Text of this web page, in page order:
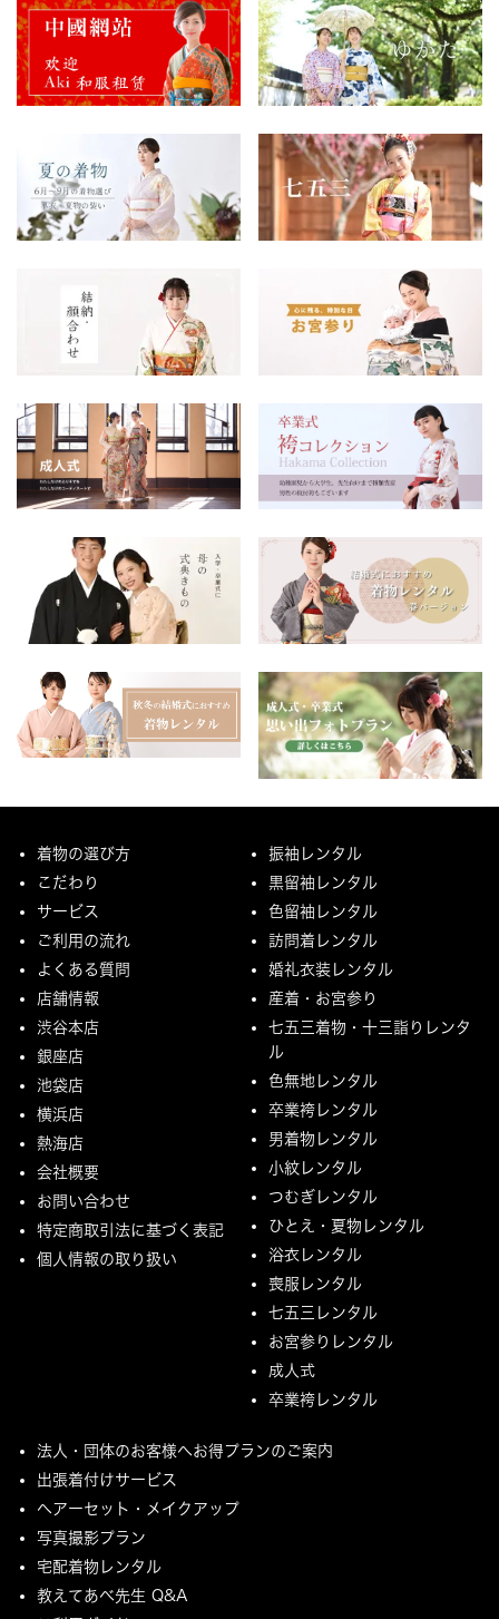
着物の選び方
こだわり
サービス
ご利用の流れ
よくある質問
店舗情報
渋谷本店
銀座店
池袋店
横浜店
熱海店
会社概要
お問い合わせ
特定商取引法に基づく表記
個人情報の取り扱い
振袖レンタル
黒留袖レンタル
色留袖レンタル
訪問着レンタル
婚礼衣装レンタル
産着・お宮参り
七五三着物・十三詣りレンタ
ル
色無地レンタル
卒業袴レンタル
男着物レンタル
小紋レンタル
つむぎレンタル
ひとえ・夏物レンタル
浴衣レンタル
喪服レンタル
七五三レンタル
お宮参りレンタル
成人式
卒業袴レンタル
法人・団体のお客様へお得プランのご案内
出張着付けサービス
ヘアーセット・メイクアップ
写真撮影プラン
宅配着物レンタル
教えてあべ先生 Q&A